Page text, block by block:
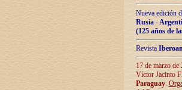
Nueva edición
Rusia -
(125 años de
Revista
17 de marzo
Víctor Jacinto
Paraguay.